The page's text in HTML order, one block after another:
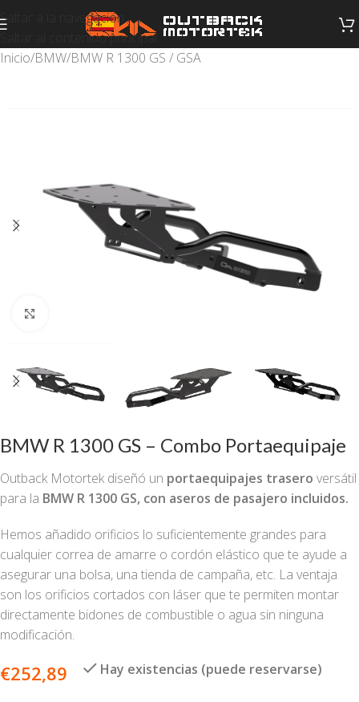
Saltar a la navegación
Saltar al contenido principal
Inicio/BMW/BMW R 1300 GS / GSA
BMW R 1300 GS – Combo Portaequipaje
Outback Motortek diseñó un portaequipajes trasero versátil
para la BMW R 1300 GS, con aseros de pasajero incluidos.
Hemos añadido orificios lo suficientemente grandes para
cualquier correa de amarre o cordón elástico que te ayude a
asegurar una bolsa, una tienda de campaña, etc. La ventaja
son los orificios cortados con láser que te permiten montar
directamente bidones de combustible o agua sin ninguna
modificación.
€252,89 Hay existencias (puede reservarse)